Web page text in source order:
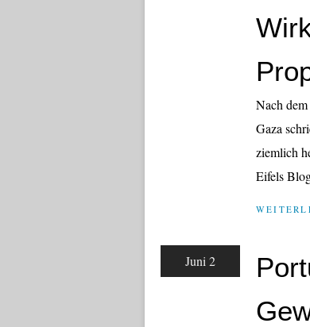
Nach
Gaza
ziemlich
Eifels
Juni 2